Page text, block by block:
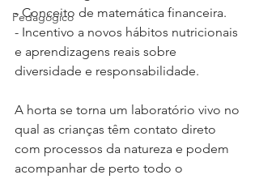
Pedagógico
- Conceito de matemática financeira.
- Incentivo a novos hábitos nutricionais
e aprendizagens reais sobre
diversidade e responsabilidade.
A horta se torna um laboratório vivo no
qual as crianças têm contato direto
com processos da natureza e podem
acompanhar de perto todo o